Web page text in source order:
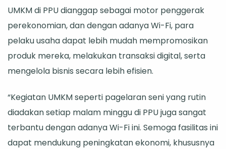
UMKM di PPU dianggap sebagai motor penggerak
perekonomian, dan dengan adanya Wi-Fi, para
pelaku usaha dapat lebih mudah mempromosikan
produk mereka, melakukan transaksi digital, serta
mengelola bisnis secara lebih efisien.
“Kegiatan UMKM seperti pagelaran seni yang rutin
diadakan setiap malam minggu di PPU juga sangat
terbantu dengan adanya Wi-Fi ini. Semoga fasilitas ini
dapat mendukung peningkatan ekonomi, khususnya